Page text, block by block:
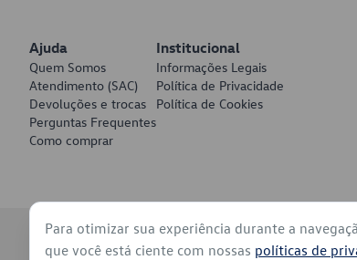
Ajuda
Quem Somos
Atendimento (SAC)
Devoluções e trocas
Perguntas Frequentes
Como comprar
Institucional
Informações Legais
Política de Privacidade
Política de Cookies
© 2026 - Volkswagen do Brasil - Todos os direitos
Para otimizar sua experiência durante a
que você está ciente com nossas políticas de